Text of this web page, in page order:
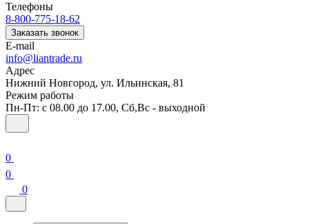
Телефоны
8-800-775-18-62
Заказать звонок
E-mail
info@liantrade.ru
Адрес
Нижний Новгород, ул. Ильинская, 81
Режим работы
Пн-Пт: c 08.00 до 17.00, Cб,Вс - выходной
0
0
0